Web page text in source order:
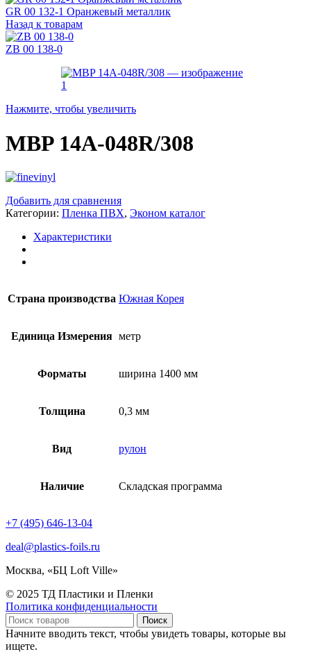
GR 00 132-1 Оранжевый металлик
Назад к товарам
ZB 00 138-0
Нажмите, чтобы увеличить
MBP 14A-048R/308
Добавить для сравнения
Категории: Пленка ПВХ, Эконом каталог
Характеристики
Страна производства Южная Корея
Единица Измерения метр
Форматы ширина 1400 мм
Толщина 0,3 мм
Вид рулон
Наличие Складская программа
+7 (495) 646-13-04
deal@plastics-foils.ru
Москва, «БЦ Loft Ville»
© 2025 ТД Пластики и Пленки
Политика конфиденциальности
Поиск
Начните вводить текст, чтобы увидеть товары, которые вы
ищете.